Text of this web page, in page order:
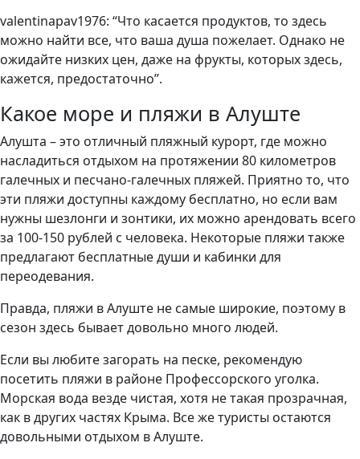
valentinapav1976: “Что касается продуктов, то здесь
можно найти все, что ваша душа пожелает. Однако не
ожидайте низких цен, даже на фрукты, которых здесь,
кажется, предостаточно”.
Какое море и пляжи в Алуште
Алушта – это отличный пляжный курорт, где можно
насладиться отдыхом на протяжении 80 километров
галечных и песчано-галечных пляжей. Приятно то, что
эти пляжи доступны каждому бесплатно, но если вам
нужны шезлонги и зонтики, их можно арендовать всего
за 100-150 рублей с человека. Некоторые пляжи также
предлагают бесплатные души и кабинки для
переодевания.
Правда, пляжи в Алуште не самые широкие, поэтому в
сезон здесь бывает довольно много людей.
Если вы любите загорать на песке, рекомендую
посетить пляжи в районе Профессорского уголка.
Морская вода везде чистая, хотя не такая прозрачная,
как в других частях Крыма. Все же туристы остаются
довольными отдыхом в Алуште.